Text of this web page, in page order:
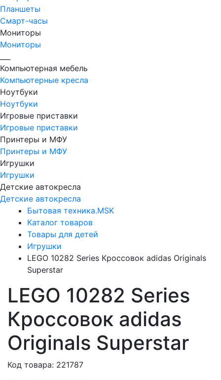
Планшеты
Смарт-часы
Мониторы
Мониторы
Компьютерная мебель
Компьютерные кресла
Ноутбуки
Ноутбуки
Игровые приставки
Игровые приставки
Принтеры и МФУ
Принтеры и МФУ
Игрушки
Игрушки
Детские автокресла
Детские автокресла
Бытовая техника.MSK
Каталог товаров
Товары для детей
Игрушки
LEGO 10282 Series Кроссовок adidas Originals
Superstar
LEGO 10282 Series
Кроссовок adidas
Originals Superstar
Код товара: 221787